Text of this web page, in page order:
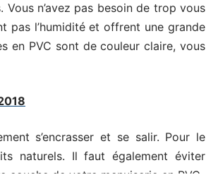
Vous n’avez pas besoin de trop vous
pas l’humidité et offrent une grande
en PVC sont de couleur claire, vous
s’encrasser et se salir. Pour le
naturels. Il faut également éviter
couche de votre menuiserie en PVC.